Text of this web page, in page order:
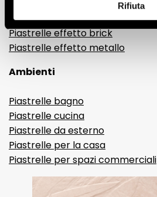
Rifiuta
Piastrelle decorative
Piastrelle effetto brick
Piastrelle effetto metallo
Ambienti
Piastrelle bagno
Piastrelle cucina
Piastrelle da esterno
Piastrelle per la casa
Piastrelle per spazi commerciali